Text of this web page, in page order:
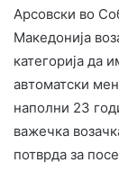
Арсовски во
Македонија
категорија да
автоматски
наполни 23
важечка
потврда за